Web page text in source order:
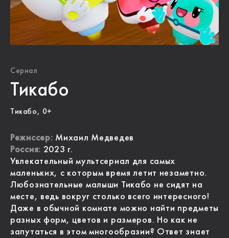
Сериал
Тикабо
Тикабо, 0+
Режиссер: Михаил Медведев
Россия: 2023 г.
Увлекательный мультсериал для самых
маленьких, с которым время летит незаметно.
Любознательные малыши Тикабо не сидят на
месте, ведь вокруг столько всего интересного!
Даже в обычной комнате можно найти предметы
разных форм, цветов и размеров. Но как не
запутаться в этом многообразии? Ответ знает